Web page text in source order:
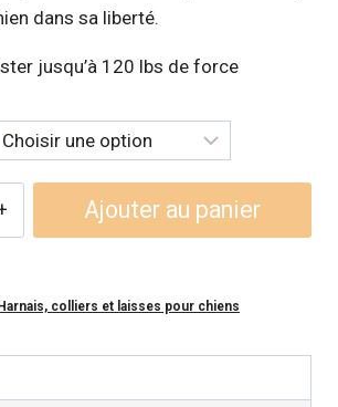
dans sa liberté.
jusqu’à 120 lbs de force
Ajouter au panier
colliers et laisses pour chiens